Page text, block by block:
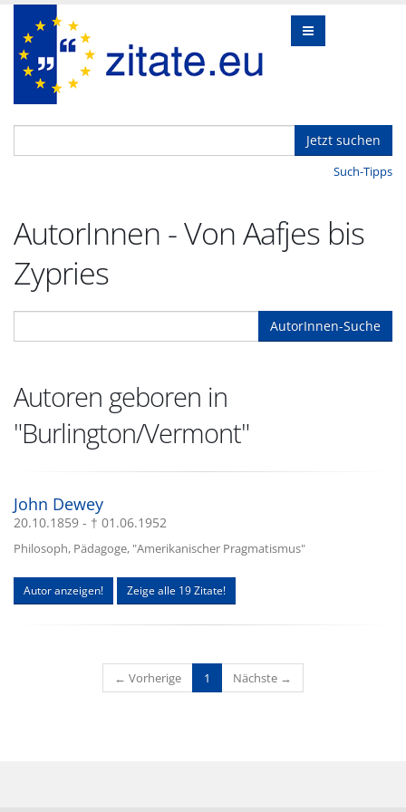
Jetzt suchen
Such-Tipps
AutorInnen - Von Aafjes bis
Zypries
AutorInnen-Suche
Autoren geboren in
"Burlington/Vermont"
John Dewey
20.10.1859 - † 01.06.1952
Philosoph, Pädagoge, "Amerikanischer Pragmatismus"
Autor anzeigen! Zeige alle 19 Zitate!
← Vorherige 1 (current)
Nächste →